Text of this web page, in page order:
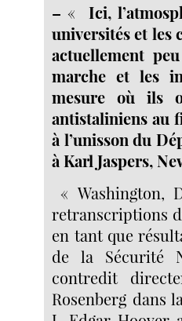
– «
Ici,
universités et les
actuellement
marche et les
mesure où ils
antistaliniens au
à l’unisson du
à Karl Jaspers,
« Washington,
retranscriptions
en tant que
de la Sécurité
contredit
Rosenberg dans